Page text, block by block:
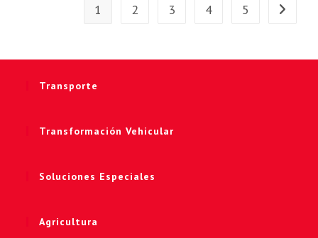
1 2 3 4 5
Transporte
Transformación Vehicular
Soluciones Especiales
Agricultura